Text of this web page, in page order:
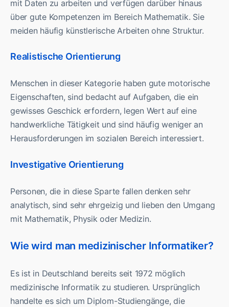
mit Daten zu arbeiten und verfügen darüber hinaus
über gute Kompetenzen im Bereich Mathematik. Sie
meiden häufig künstlerische Arbeiten ohne Struktur.
Realistische Orientierung
Menschen in dieser Kategorie haben gute motorische
Eigenschaften, sind bedacht auf Aufgaben, die ein
gewisses Geschick erfordern, legen Wert auf eine
handwerkliche Tätigkeit und sind häufig weniger an
Herausforderungen im sozialen Bereich interessiert.
Investigative Orientierung
Personen, die in diese Sparte fallen denken sehr
analytisch, sind sehr ehrgeizig und lieben den Umgang
mit Mathematik, Physik oder Medizin.
Wie wird man medizinischer Informatiker?
Es ist in Deutschland bereits seit 1972 möglich
medizinische Informatik zu studieren. Ursprünglich
handelte es sich um Diplom-Studiengänge, die